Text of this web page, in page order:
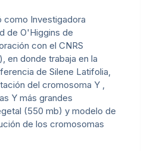
como Investigadora
de O'Higgins de
con el CNRS
en donde trabaja en la
de Silene Latifolia,
del cromosoma Y ,
Y más grandes
(550 mb) y modelo de
de los cromosomas